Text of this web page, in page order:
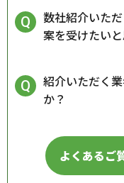
数社紹介いた
案を受けたいと
紹介いただく
か？
よくあるご